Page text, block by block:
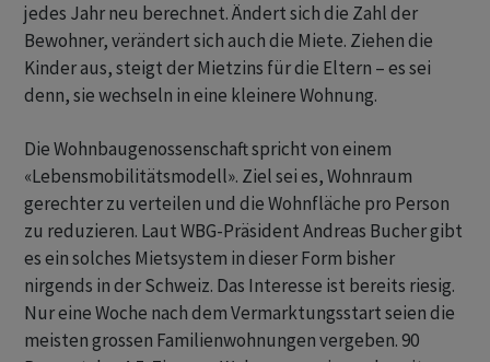
jedes Jahr neu berechnet. Ändert sich die Zahl der
Bewohner, verändert sich auch die Miete. Ziehen die
Kinder aus, steigt der Mietzins für die Eltern – es sei
denn, sie wechseln in eine kleinere Wohnung.
Die Wohnbaugenossenschaft spricht von einem
«Lebensmobilitätsmodell». Ziel sei es, Wohnraum
gerechter zu verteilen und die Wohnfläche pro Person
zu reduzieren. Laut WBG-Präsident Andreas Bucher gibt
es ein solches Mietsystem in dieser Form bisher
nirgends in der Schweiz. Das Interesse ist bereits riesig.
Nur eine Woche nach dem Vermarktungsstart seien die
meisten grossen Familienwohnungen vergeben. 90